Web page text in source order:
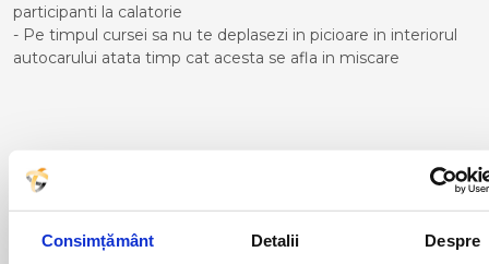
Consimțământ Detalii Despre
participanti la calatorie
- Pe timpul cursei sa nu te deplasezi in picioare in interiorul
autocarului atata timp cat acesta se afla in miscare
Curse din Romania catre
CORDOBA:
ACAS
LUGOJ